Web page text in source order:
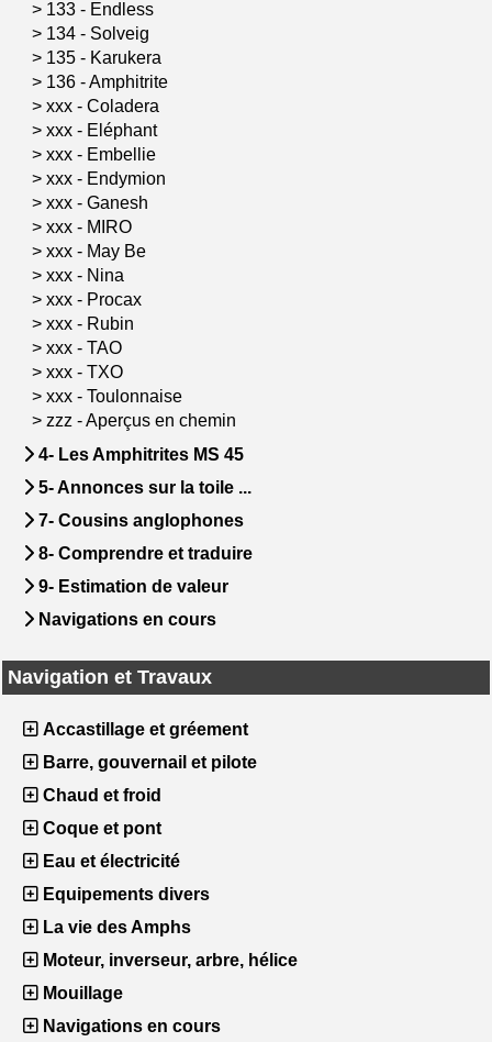
> 133 - Endless
> 134 - Solveig
> 135 - Karukera
> 136 - Amphitrite
> xxx - Coladera
> xxx - Eléphant
> xxx - Embellie
> xxx - Endymion
> xxx - Ganesh
> xxx - MIRO
> xxx - May Be
> xxx - Nina
> xxx - Procax
> xxx - Rubin
> xxx - TAO
> xxx - TXO
> xxx - Toulonnaise
> zzz - Aperçus en chemin
4- Les Amphitrites MS 45
5- Annonces sur la toile ...
7- Cousins anglophones
8- Comprendre et traduire
9- Estimation de valeur
Navigations en cours
Navigation et Travaux
Accastillage et gréement
Barre, gouvernail et pilote
Chaud et froid
Coque et pont
Eau et électricité
Equipements divers
La vie des Amphs
Moteur, inverseur, arbre, hélice
Mouillage
Navigations en cours